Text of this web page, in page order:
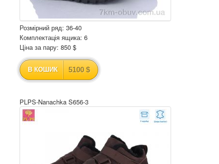
Розмірний ряд: 36-40
Комплектація ящика: 6
Ціна за пару: 850 $
В КОШИК 5100 $
PLPS-Nanachka S656-3